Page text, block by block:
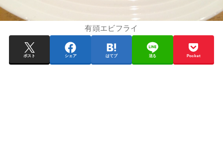
有頭エビフライ
ポスト シェア はてブ 送る Pocket